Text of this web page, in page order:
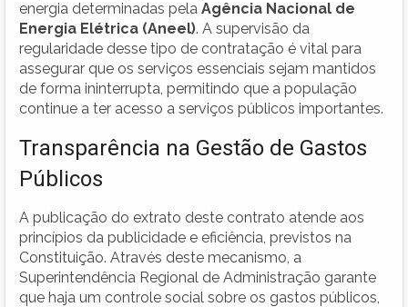
energia determinadas pela Agência Nacional de
Energia Elétrica (Aneel). A supervisão da
regularidade desse tipo de contratação é vital para
assegurar que os serviços essenciais sejam mantidos
de forma ininterrupta, permitindo que a população
continue a ter acesso a serviços públicos importantes.
Transparência na Gestão de Gastos
Públicos
A publicação do extrato deste contrato atende aos
princípios da publicidade e eficiência, previstos na
Constituição. Através deste mecanismo, a
Superintendência Regional de Administração garante
que haja um controle social sobre os gastos públicos,